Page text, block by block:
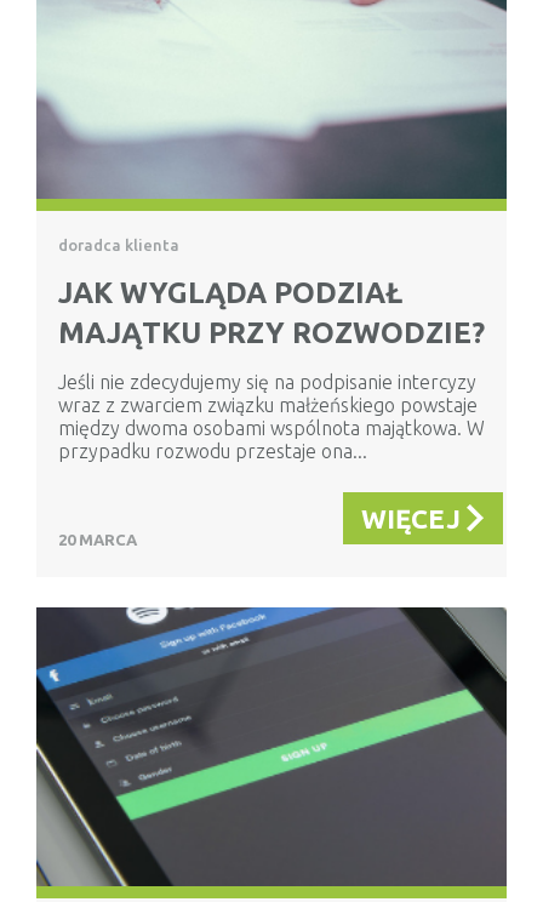
doradca klienta
JAK WYGLĄDA PODZIAŁ
MAJĄTKU PRZY ROZWODZIE?
Jeśli nie zdecydujemy się na podpisanie intercyzy
wraz z zwarciem związku małżeńskiego powstaje
między dwoma osobami wspólnota majątkowa. W
przypadku rozwodu przestaje ona...
20 MARCA
WIĘCEJ